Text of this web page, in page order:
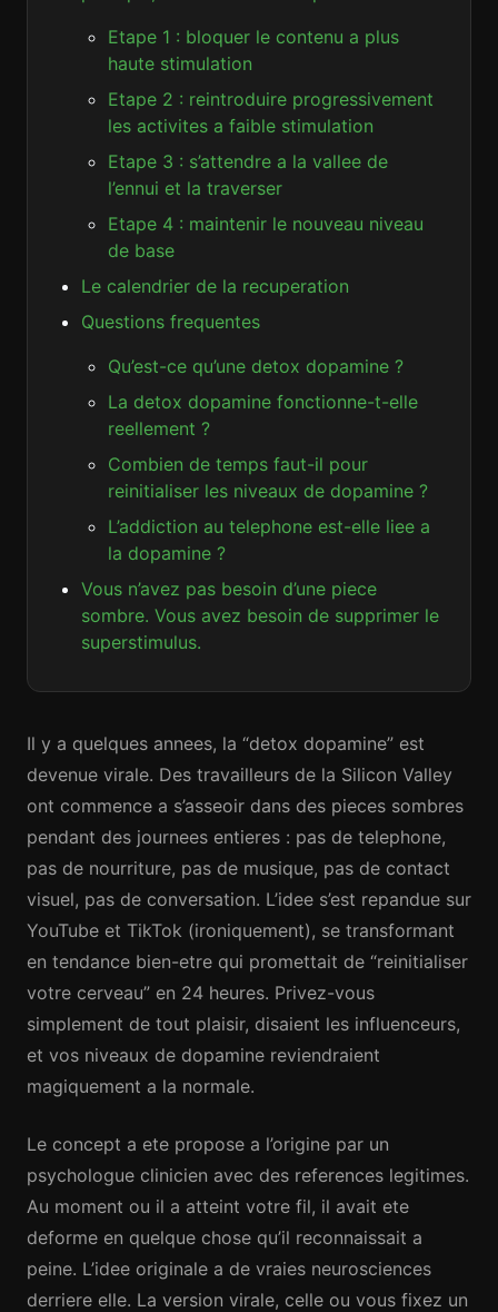
Etape 1 : bloquer le contenu a plus
haute stimulation
Etape 2 : reintroduire progressivement
les activites a faible stimulation
Etape 3 : s’attendre a la vallee de
l’ennui et la traverser
Etape 4 : maintenir le nouveau niveau
de base
Le calendrier de la recuperation
Questions frequentes
Qu’est-ce qu’une detox dopamine ?
La detox dopamine fonctionne-t-elle
reellement ?
Combien de temps faut-il pour
reinitialiser les niveaux de dopamine ?
L’addiction au telephone est-elle liee a
la dopamine ?
Vous n’avez pas besoin d’une piece
sombre. Vous avez besoin de supprimer le
superstimulus.
Il y a quelques annees, la “detox dopamine” est
devenue virale. Des travailleurs de la Silicon Valley
ont commence a s’asseoir dans des pieces sombres
pendant des journees entieres : pas de telephone,
pas de nourriture, pas de musique, pas de contact
visuel, pas de conversation. L’idee s’est repandue sur
YouTube et TikTok (ironiquement), se transformant
en tendance bien-etre qui promettait de “reinitialiser
votre cerveau” en 24 heures. Privez-vous
simplement de tout plaisir, disaient les influenceurs,
et vos niveaux de dopamine reviendraient
magiquement a la normale.
Le concept a ete propose a l’origine par un
psychologue clinicien avec des references legitimes.
Au moment ou il a atteint votre fil, il avait ete
deforme en quelque chose qu’il reconnaissait a
peine. L’idee originale a de vraies neurosciences
derriere elle. La version virale, celle ou vous fixez un